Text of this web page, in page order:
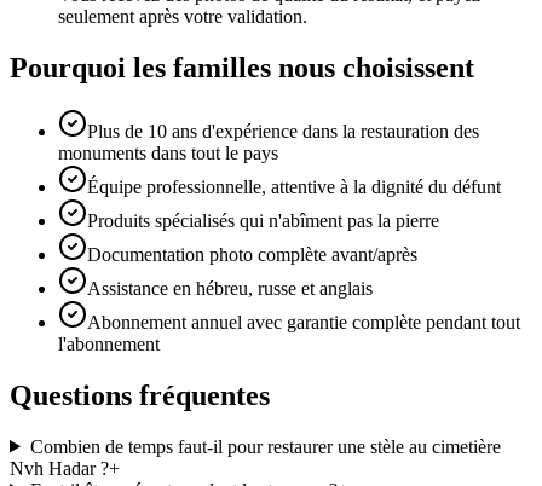
seulement après votre validation.
Pourquoi les familles nous choisissent
Plus de 10 ans d'expérience dans la restauration des
monuments dans tout le pays
Équipe professionnelle, attentive à la dignité du défunt
Produits spécialisés qui n'abîment pas la pierre
Documentation photo complète avant/après
Assistance en hébreu, russe et anglais
Abonnement annuel avec garantie complète pendant tout
l'abonnement
Questions fréquentes
Combien de temps faut-il pour restaurer une stèle au cimetière
Nvh Hadar ?+